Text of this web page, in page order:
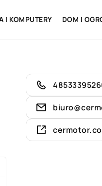
I KOMPUTERY DOM I